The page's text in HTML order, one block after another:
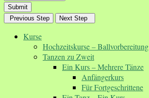
Submit
Previous Step
Next Step
Kurse
Hochzeitskurse – Ballvorbereitung
Tanzen zu Zweit
Ein Kurs – Mehrere Tänze
Anfängerkurs
Für Fortgeschrittene